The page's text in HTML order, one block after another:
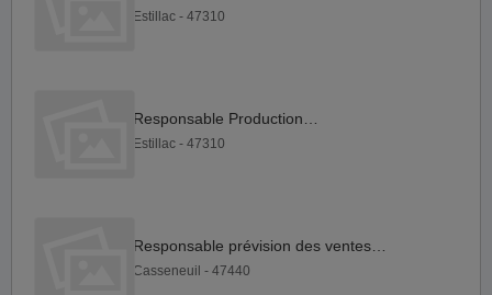
Estillac - 47310
Estillac - 47310
Casseneuil - 47440